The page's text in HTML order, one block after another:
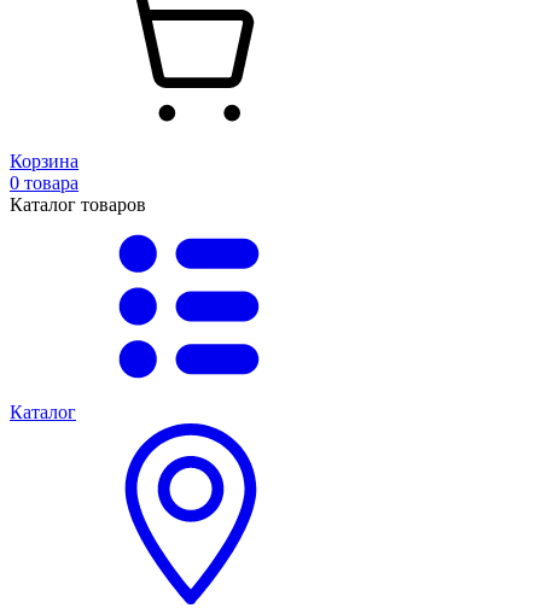
Корзина
0 товара
Каталог товаров
Каталог